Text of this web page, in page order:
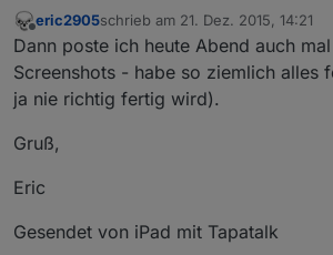
eric2905schrieb am 21. Dez. 2015, 14:21
zuletzt editiert von
Dann poste ich heute Abend auch
Screenshots - habe so ziemlich alles
ja nie richtig fertig wird).
Gruß,
Eric
Gesendet von iPad mit Tapatalk